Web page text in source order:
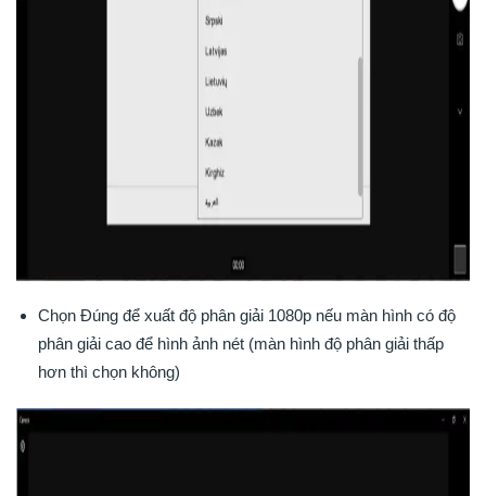
Chọn Đúng để xuất độ phân giải 1080p nếu màn hình có độ
phân giải cao để hình ảnh nét (màn hình độ phân giải thấp
hơn thì chọn không)